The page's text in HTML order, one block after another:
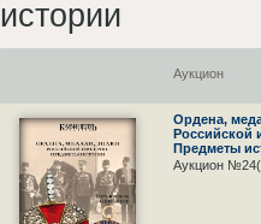
истории
Аукцион
Ордена,
Российской
Предметы
Аукцион